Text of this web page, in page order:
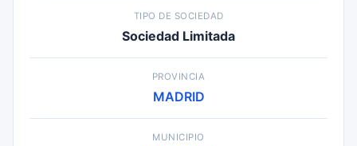
TIPO DE SOCIEDAD
Sociedad Limitada
PROVINCIA
MADRID
MUNICIPIO